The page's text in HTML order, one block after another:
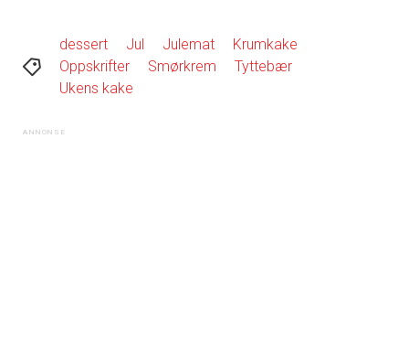
dessert Jul Julemat
Krumkake
Oppskrifter
Smørkrem
Tyttebær
Ukens kake